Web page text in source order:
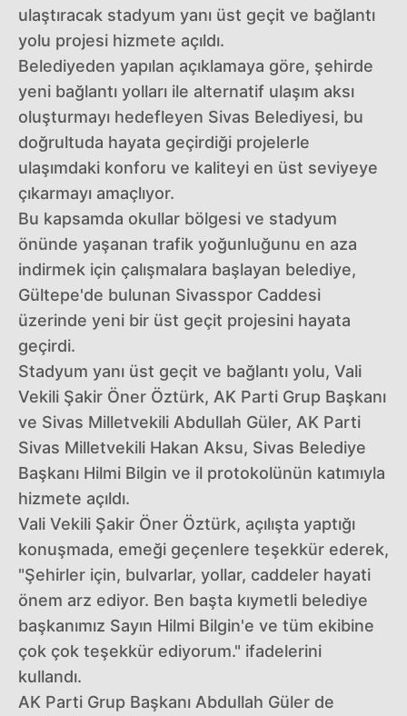
ulaştıracak stadyum yanı üst geçit ve bağlantı
yolu projesi hizmete açıldı.
Belediyeden yapılan açıklamaya göre, şehirde
yeni bağlantı yolları ile alternatif ulaşım aksı
oluşturmayı hedefleyen Sivas Belediyesi, bu
doğrultuda hayata geçirdiği projelerle
ulaşımdaki konforu ve kaliteyi en üst seviyeye
çıkarmayı amaçlıyor.
Bu kapsamda okullar bölgesi ve stadyum
önünde yaşanan trafik yoğunluğunu en aza
indirmek için çalışmalara başlayan belediye,
Gültepe'de bulunan Sivasspor Caddesi
üzerinde yeni bir üst geçit projesini hayata
geçirdi.
Stadyum yanı üst geçit ve bağlantı yolu, Vali
Vekili Şakir Öner Öztürk, AK Parti Grup Başkanı
ve Sivas Milletvekili Abdullah Güler, AK Parti
Sivas Milletvekili Hakan Aksu, Sivas Belediye
Başkanı Hilmi Bilgin ve il protokolünün katımıyla
hizmete açıldı.
Vali Vekili Şakir Öner Öztürk, açılışta yaptığı
konuşmada, emeği geçenlere teşekkür ederek,
"Şehirler için, bulvarlar, yollar, caddeler hayati
önem arz ediyor. Ben başta kıymetli belediye
başkanımız Sayın Hilmi Bilgin'e ve tüm ekibine
çok çok teşekkür ediyorum." ifadelerini
kullandı.
AK Parti Grup Başkanı Abdullah Güler de